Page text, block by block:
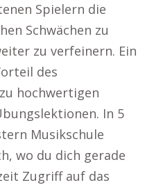
Spielern die
Schwächen zu
zu verfeinern. Ein
des
hochwertigen
In 5
Musikschule
wo du dich gerade
Zugriff auf das